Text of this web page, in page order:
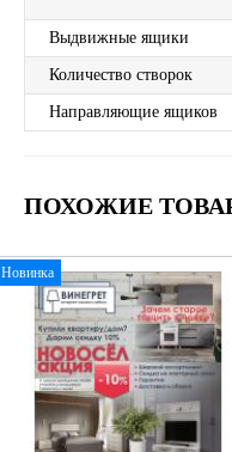
Выдвижные ящики
Количество створок
Направляющие ящиков
ПОХОЖИЕ
Новинка